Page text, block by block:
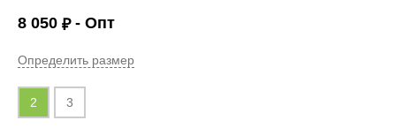
8 050 ₽- Опт
Определить размер
2 3